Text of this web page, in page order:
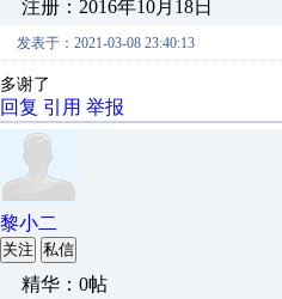
注册：2016年10月18日
发表于：2021-03-08 23:40:13
多谢了
回复 引用 举报
黎小二
关注 私信
精华：0帖